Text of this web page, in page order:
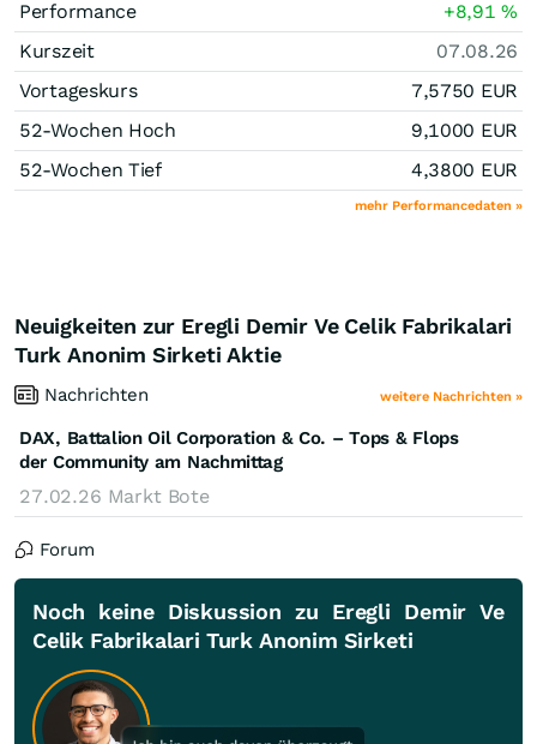
Performance +8,91%
Kurszeit
07.08.26
Vortageskurs
7,5750 EUR
52-Wochen Hoch
9,1000 EUR
52-Wochen Tief
4,3800 EUR
mehr Performancedaten »
Neuigkeiten zur Eregli Demir Ve Celik Fabrikalari
Turk Anonim Sirketi Aktie
Nachrichten weitere Nachrichten »
DAX, Battalion Oil Corporation & Co. – Tops & Flops
der Community am Nachmittag
27.02.26 Markt Bote
Forum
Noch keine Diskussion zu Eregli Demir Ve
Celik Fabrikalari Turk Anonim Sirketi